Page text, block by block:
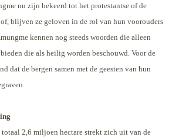
nu zijn bekeerd tot het protestantse of de
blijven ze geloven in de rol van hun voorouders
kennen nog steeds woorden die alleen
die als heilig worden beschouwd. Voor de
dat de bergen samen met de geesten van hun
2,6 miljoen hectare strekt zich uit van de